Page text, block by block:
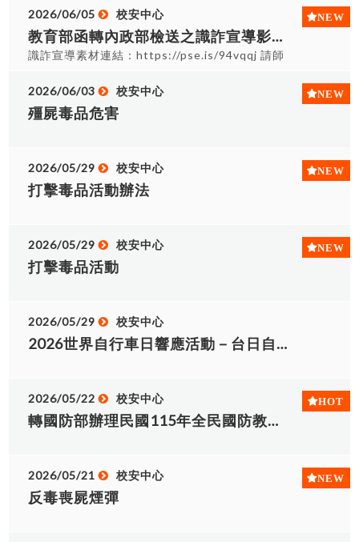
2026/06/05 校安中心
教育部函轉內政部檢送之識詐宣導影片及圖片等素材下載連結
識詐宣導素材連結：https://pse.is/94vqqj 請師
2026/06/03
校安中心
殭屍毒品危害
2026/05/29 校安中心
打擊毒品活動辦法
2026/05/29 校安中心
打擊毒品活動
2026/05/29 校安中心
2026世界自行車日響應活動－台日自行車推廣與安全交流活動
2026/05/22 校安中心
轉國防部辦理民國115年全民國防教育「暑期戰鬥營」實施計畫
2026/05/21 校安中心
反毒喪屍煙彈